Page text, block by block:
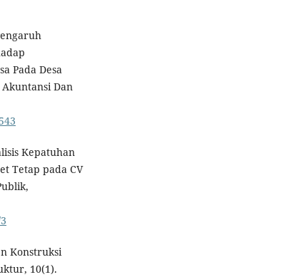
Pada Desa
Dan
Kepatuhan
Tetap pada CV
Konstruksi
10(1).